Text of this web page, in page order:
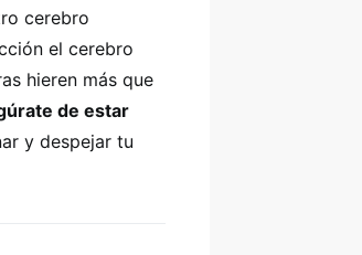
cerebro
el cerebro
hieren más que
de estar
y despejar tu